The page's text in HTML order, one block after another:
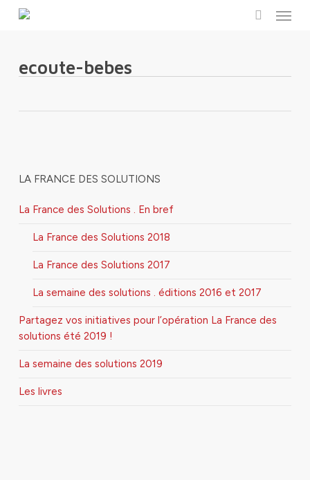
Menu
ecoute-bebes
LA FRANCE DES SOLUTIONS
La France des Solutions . En bref
La France des Solutions 2018
La France des Solutions 2017
La semaine des solutions . éditions 2016 et 2017
Partagez vos initiatives pour l’opération La France des
solutions été 2019 !
La semaine des solutions 2019
Les livres